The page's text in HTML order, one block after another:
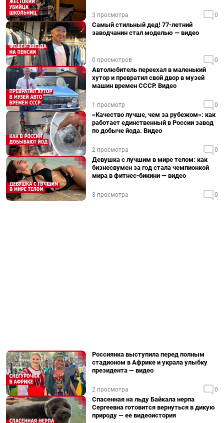
3 просмотра 0
Самый стильный дед! 77-летний
заводчанин стал моделью — видео
0 просмотров 0
Автолюбитель переехал в маленький
хутор и превратил свой двор в музей
машин времен СССР. Видео
1 просмотр 0
«Качество лучше, чем за рубежом»: как
работает единственный в России завод
по добыче йода. Видео
2 просмотра 0
Девушка с лучшим в мире телом: как
бизнесвумен за год стала чемпионкой
мира в фитнес-бикини — видео
3 просмотра 0
Россиянка выступила перед полным
стадионом в Африке и украла улыбку
президента — видео
2 просмотра 0
Спасенная на льду Байкала нерпа
Сергеевна готовится вернуться в дикую
природу — ее видеоистория